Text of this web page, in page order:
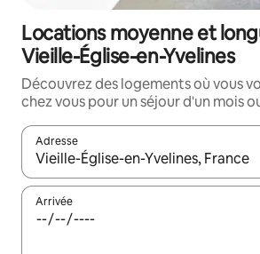
Locations moyenne et
Vieille-Église-en-Yvelines
Découvrez des logements où vous
chez vous pour un séjour d'un mois
Adresse
Lorsque les résultats s'affichent,
Arrivée